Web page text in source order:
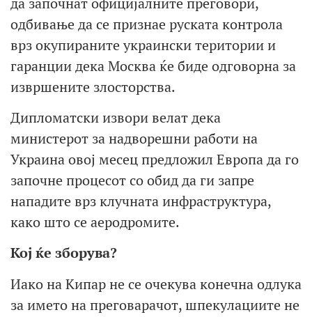
одбивање да се признае руската контрола
врз окупираните украински територии и
гаранции дека Москва ќе биде одговорна за
извршените злосторства.
Дипломатски извори велат дека
министерот за надворешни работи на
Украина овој месец предложил Европа да го
започне процесот со обид да ги запре
нападите врз клучната инфраструктура,
како што се аеродромите.
Кој ќе зборува?
Иако на Кипар не се очекува конечна одлука
за името на преговарачот, шпекулациите не